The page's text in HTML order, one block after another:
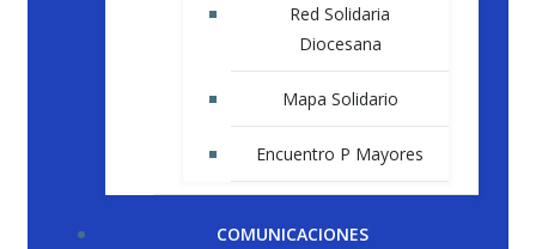
Red Solidaria
Diocesana
Mapa Solidario
Encuentro P Mayores
COMUNICACIONES